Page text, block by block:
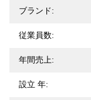
ブランド:
従業員数:
年間売上:
設立 年: